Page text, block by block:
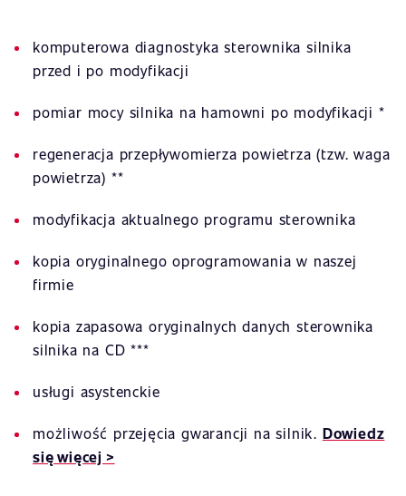
komputerowa diagnostyka sterownika silnika
przed i po modyfikacji
pomiar mocy silnika na hamowni po modyfikacji *
regeneracja przepływomierza powietrza (tzw. waga
powietrza) **
modyfikacja aktualnego programu sterownika
kopia oryginalnego oprogramowania w naszej
firmie
kopia zapasowa oryginalnych danych sterownika
silnika na CD ***
usługi asystenckie
możliwość przejęcia gwarancji na silnik. Dowiedz
się więcej >